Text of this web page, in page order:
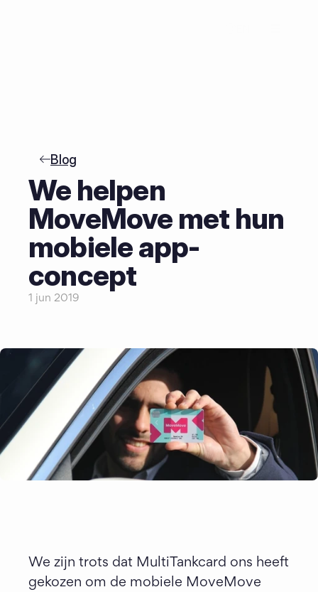
Blog
We helpen
MoveMove met hun
mobiele app-
concept
1 jun 2019
We zijn trots dat MultiTankcard ons heeft
gekozen om de mobiele MoveMove